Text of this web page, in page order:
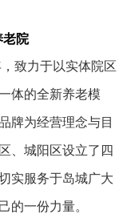
老院
致力于以实体院区
体的全新养老模
牌为经营理念与目
、城阳区设立了四
实服务于岛城广大
的一份力量。